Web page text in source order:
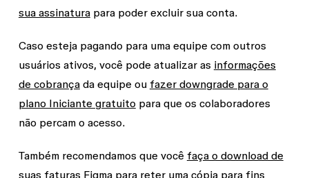
sua assinaturapara poder excluir sua conta.
Caso esteja pagando para uma equipe com outros
usuários ativos, você pode atualizar as informações
de cobrançada equipe ou fazer downgrade para o
plano Iniciante gratuito para que os colaboradores
não percam o acesso.
Também recomendamos que você faça o download de
suas faturas Figmapara reter uma cópia para fins